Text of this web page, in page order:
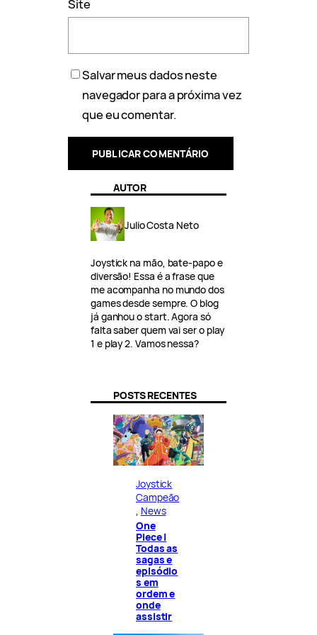
Site
Salvar meus dados neste
navegador para a próxima vez
que eu comentar.
AUTOR
Julio Costa Neto
Joystick na mão, bate-papo e
diversão! Essa é a frase que
me acompanha no mundo dos
games desde sempre. O blog
já ganhou o start. Agora só
falta saber quem vai ser o play
1 e play 2. Vamos nessa?
POSTS RECENTES
Joystick
Campeão
News
One
Piece |
Todas as
sagas e
episódio
s em
ordem e
onde
assistir